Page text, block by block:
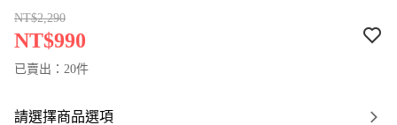
NT$2,290
NT$990
已賣出：20件
請選擇商品選項